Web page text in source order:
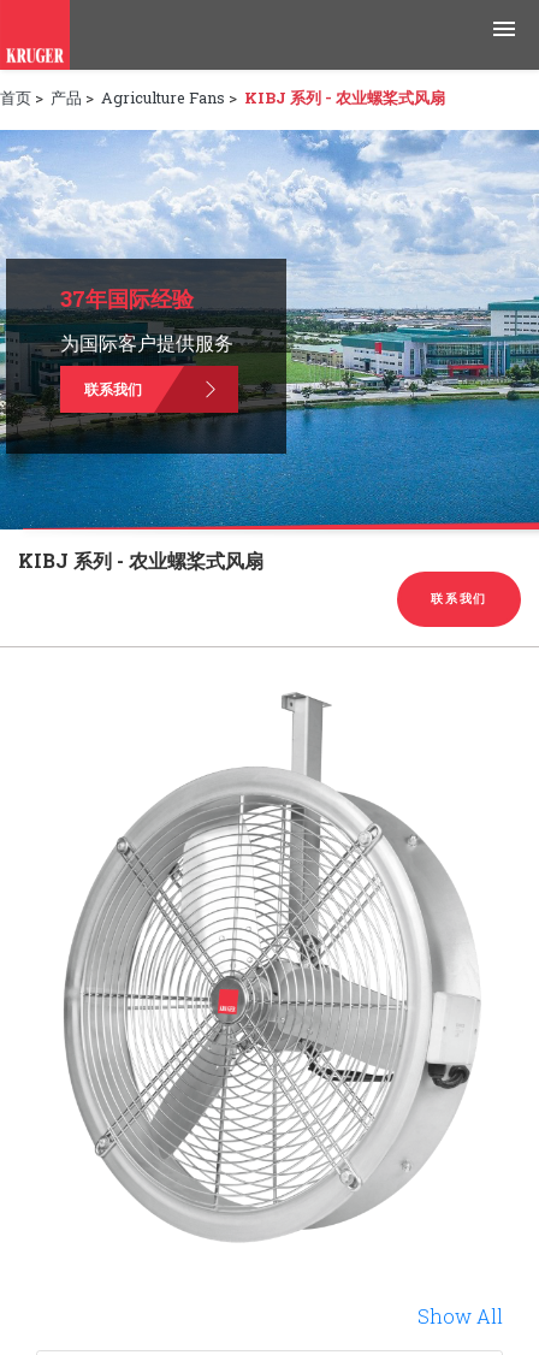
产品
应用领域
工具与资源
新闻媒体
为什么选择科禄格
招聘
联系我们
首页 > 产品 > Agriculture Fans > KIBJ 系列 - 农业螺桨式风扇
37年国际经验
为国际客户提供服务
联系我们
KIBJ 系列 - 农业螺桨式风扇
联系我们
Show All